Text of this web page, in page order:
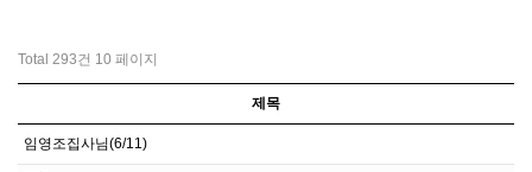
Total 293건 10 페이지
제목
임영조집사님(6/11)